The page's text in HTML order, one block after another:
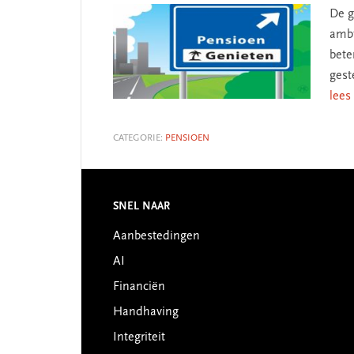
De
CATEGORIE: PENSIOEN
Footer
SNEL NAAR
Aanbestedingen
AI
Financiën
Handhaving
Integriteit